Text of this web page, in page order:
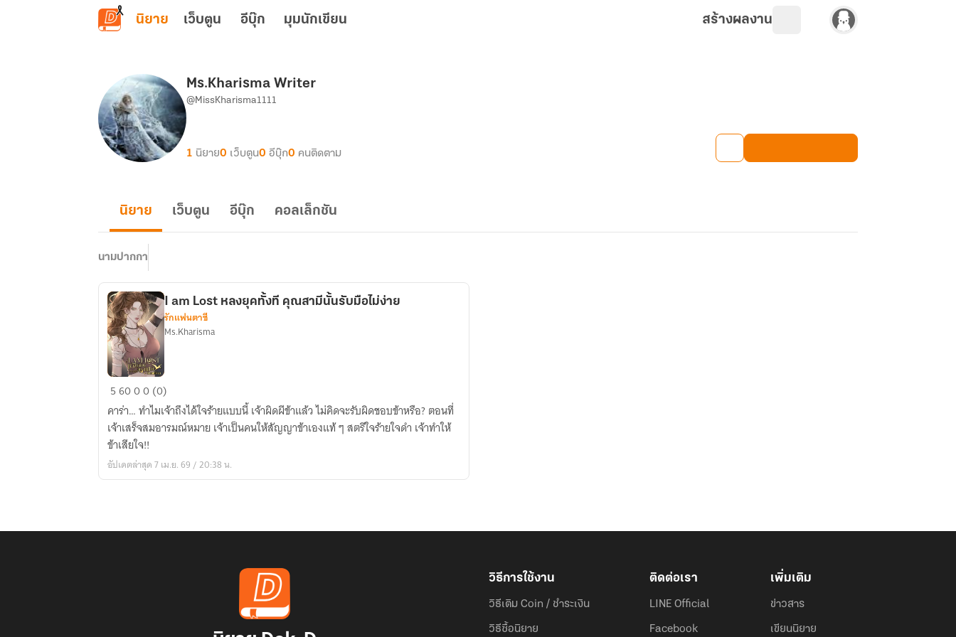
ข้ามไปยังเนื้อหาหลัก
นิยาย เว็บตูน อีบุ๊ก มุมนักเขียน สร้างผลงาน
Ms.Kharisma Writer
@MissKharisma1111
1 นิยาย0 เว็บตูน0 อีบุ๊ก0 คนติดตาม
นิยาย เว็บตูน อีบุ๊ก คอลเล็กชัน
นามปากกา
am
Lost
หลง
ยุค
ทั้งที
I am Lost หลงยุคทั้งที คุณสามีนั้นรับมือไม่ง่าย
รักแฟนตาซี
Ms.Kharisma
56000 (0)
คาร่า… ทำไมเจ้าถึงได้ใจร้ายแบบนี้ เจ้าผิดผีข้าแล้ว ไม่คิดจะรับผิดชอบข้าหรือ? ตอนที่
เจ้าเสร็จสมอารมณ์หมาย เจ้าเป็นคนให้สัญญาข้าเองแท้ ๆ สตรีใจร้ายใจดำ เจ้าทำให้
ข้าเสียใจ!!
อัปเดตล่าสุด 7 เม.ย. 69 / 20:38 น.
วิธีการใช้งาน
วิธีเติม Coin / ชำระเงิน
วิธีซื้อนิยาย
ติดต่อเรา
LINE Official
Facebook
เพิ่มเติม
ข่าวสาร
เขียนนิยาย